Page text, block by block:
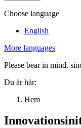
Choose language
English
More languages
Please bear in mind,
Du är här:
Hem